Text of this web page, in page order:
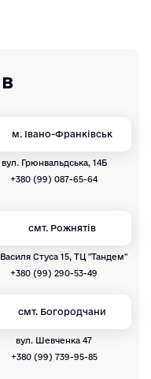
м. Івано-Франківськ
вул. Грюнвальдська, 14Б
+380 (99) 087-65-64
смт. Рожнятів
Стуса 15, ТЦ "Тандем"
+380 (99) 290-53-49
смт. Богородчани
вул. Шевченка 47
+380 (99) 739-95-85